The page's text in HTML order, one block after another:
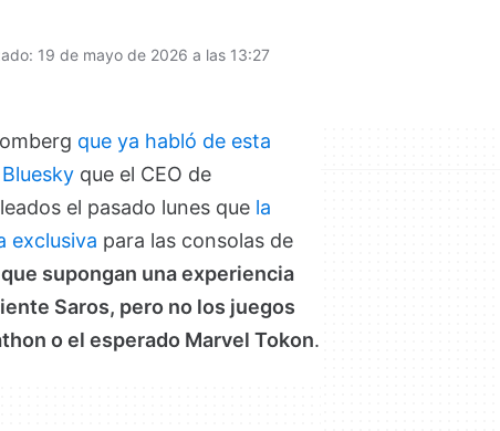
19 de mayo de 2026 a las 13:27
que ya habló de esta
que el CEO de
el pasado lunes que la
exclusiva para las consolas de
supongan una experiencia
Saros, pero no los juegos
o el esperado Marvel Tokon.